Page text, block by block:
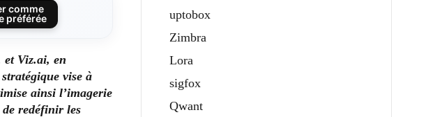
comme
préférée
et Viz.ai, en
vise à
ainsi l’imagerie
de redéfinir les
uptobox
Zimbra
Lora
sigfox
Qwant